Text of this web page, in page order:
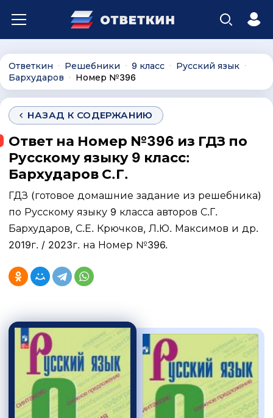
Ответкин ∙ Решебники ∙ 9 класс ∙ Русский язык ∙
Бархударов ∙ Номер №396
НАЗАД К СОДЕРЖАНИЮ
Ответ на Номер №396 из ГДЗ по
Русскому языку 9 класс:
Бархударов С.Г.
ГДЗ (готовое домашние задание из решебника)
по Русскому языку 9 класса авторов С.Г.
Бархударов, С.Е. Крючков, Л.Ю. Максимов и др.
2019г. / 2023г. на Номер №396.